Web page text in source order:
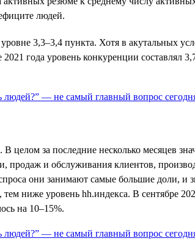
людей.
3,3–3,4 пункта. Хотя в акутальных
года уровень конкуренции составлял
целом за последние несколько месяцев
продаж и обслуживания клиентов,
они занимают самые большие доли, и
ниже уровень hh.индекса. В сентябре
на 10–15%.